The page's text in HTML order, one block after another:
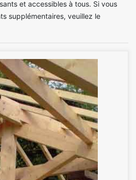
et accessibles à tous. Si vous
supplémentaires, veuillez le